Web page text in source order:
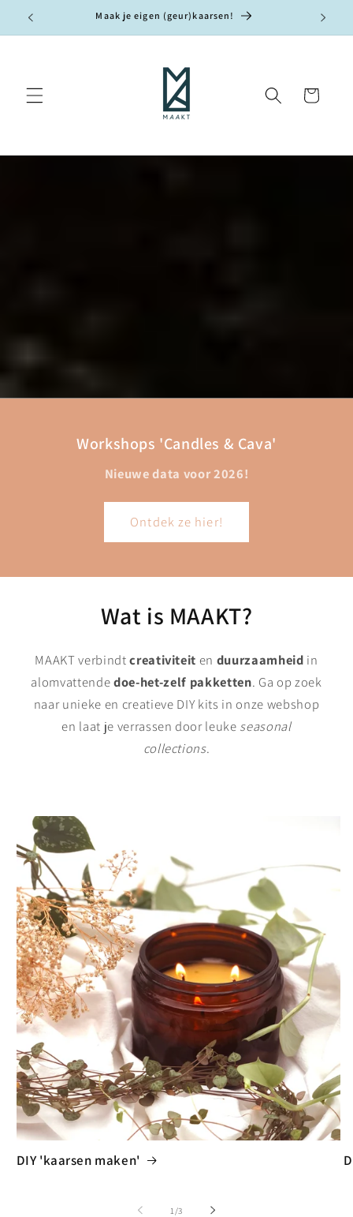
naar de
content
Maak je eigen (geur)kaarsen!
Winkelwagen
Workshops 'Candles & Cava'
Nieuwe data voor 2026!
Ontdek ze hier!
Wat is MAAKT?
MAAKT verbindtcreativiteit en duurzaamheid in
alomvattendedoe-het-zelf pakketten. Ga op zoek
naar unieke en creatieve DIY kits in onze webshop
en laat je verrassen door leuke seasonal
collections.
DIY 'kaarsen maken'
1 /van
3